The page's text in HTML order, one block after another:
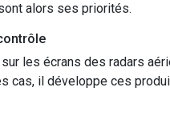
alors ses priorités.
les écrans des radars
cas, il développe ces